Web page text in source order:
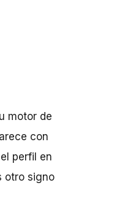
motor de
con
perfil en
otro signo